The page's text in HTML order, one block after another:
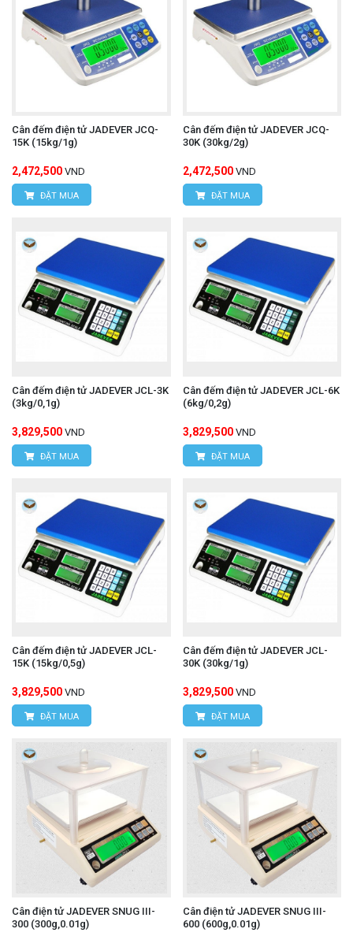
Cân đếm điện tử JADEVER JCQ-
15K (15kg/1g)
2,472,500 VND
ĐẶT MUA
Cân đếm điện tử JADEVER JCQ-
30K (30kg/2g)
2,472,500 VND
ĐẶT MUA
Cân đếm điện tử JADEVER JCL-3K
(3kg/0,1g)
3,829,500 VND
ĐẶT MUA
Cân đếm điện tử JADEVER JCL-6K
(6kg/0,2g)
3,829,500 VND
ĐẶT MUA
Cân đếm điện tử JADEVER JCL-
15K (15kg/0,5g)
3,829,500 VND
ĐẶT MUA
Cân đếm điện tử JADEVER JCL-
30K (30kg/1g)
3,829,500 VND
ĐẶT MUA
Cân điện tử JADEVER SNUG III-
300 (300g,0.01g)
Cân điện tử JADEVER SNUG III-
600 (600g,0.01g)